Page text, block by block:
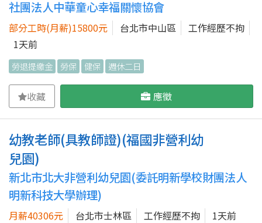
社團法人中華童心幸福關懷協會
部分工時(月薪)15800元 台北市中山區
工作經歷不拘
1天前
勞退提繳金 勞保 健保 週休二日
收藏 應徵
幼教老師(具教師證)(福國非營利幼
兒園)
新北市北大非營利幼兒園(委託明新學校財團法人
明新科技大學辦理)
月薪40306元 台北市士林區 工作經歷不拘 1天前